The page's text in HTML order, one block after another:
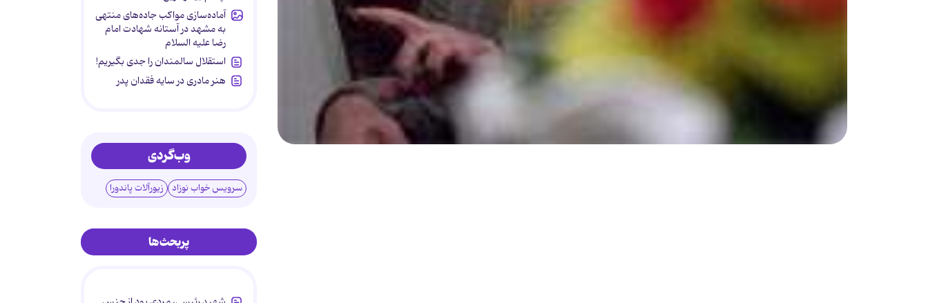
آماده‌سازی مواکب جاده‌های منتهی
به مشهد در آستانه شهادت امام
رضا علیه السلام
استقلال سالمندان را جدی بگیریم!
هنر مادری در سایه‌ فقدان پدر
وب‌گردی
سرویس خواب نوزاد زیورآلات پاندورا
پربحث‌ها